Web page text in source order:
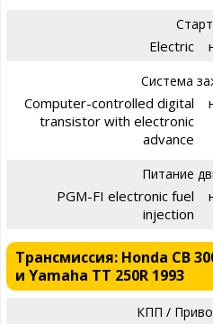
Electric
Система
Computer-controlled digital
transistor with electronic
advance
Питание
PGM-FI electronic fuel
injection
Трансмиссия: Honda CB
и Yamaha TT 250R 1993
КПП /